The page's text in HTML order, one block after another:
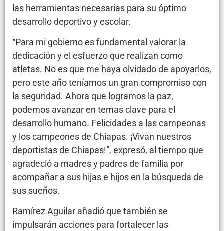
las herramientas necesarias para su óptimo
desarrollo deportivo y escolar.
“Para mi gobierno es fundamental valorar la
dedicación y el esfuerzo que realizan como
atletas. No es que me haya olvidado de apoyarlos,
pero este año teníamos un gran compromiso con
la seguridad. Ahora que logramos la paz,
podemos avanzar en temas clave para el
desarrollo humano. Felicidades a las campeonas
y los campeones de Chiapas. ¡Vivan nuestros
deportistas de Chiapas!”, expresó, al tiempo que
agradeció a madres y padres de familia por
acompañar a sus hijas e hijos en la búsqueda de
sus sueños.
Ramírez Aguilar añadió que también se
impulsarán acciones para fortalecer las